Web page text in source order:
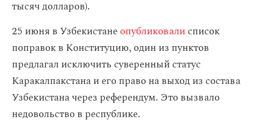
тысяч долларов).
25 июня в Узбекистанеопубликовалисписок
поправок в Конституцию, один из пунктов
предлагал исключить суверенный статус
Каракалпакстана и его право на выход из состава
Узбекистана через референдум. Это вызвало
недовольство в республике.